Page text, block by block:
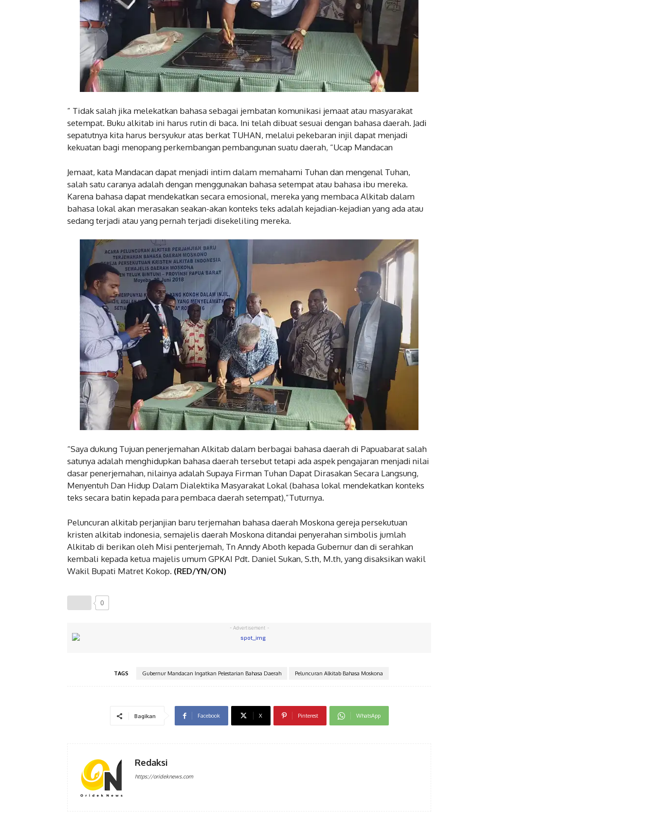
” Tidak salah jika melekatkan bahasa sebagai jembatan komunikasi jemaat atau masyarakat
setempat. Buku alkitab ini harus rutin di baca. Ini telah dibuat sesuai dengan bahasa daerah. Jadi
sepatutnya kita harus bersyukur atas berkat TUHAN, melalui pekebaran injil dapat menjadi
kekuatan bagi menopang perkembangan pembangunan suatu daerah, “Ucap Mandacan
Jemaat, kata Mandacan dapat menjadi intim dalam memahami Tuhan dan mengenal Tuhan,
salah satu caranya adalah dengan menggunakan bahasa setempat atau bahasa ibu mereka.
Karena bahasa dapat mendekatkan secara emosional, mereka yang membaca Alkitab dalam
bahasa lokal akan merasakan seakan-akan konteks teks adalah kejadian-kejadian yang ada atau
sedang terjadi atau yang pernah terjadi disekeliling mereka.
“Saya dukung Tujuan penerjemahan Alkitab dalam berbagai bahasa daerah di Papuabarat salah
satunya adalah menghidupkan bahasa daerah tersebut tetapi ada aspek pengajaran menjadi nilai
dasar penerjemahan, nilainya adalah Supaya Firman Tuhan Dapat Dirasakan Secara Langsung,
Menyentuh Dan Hidup Dalam Dialektika Masyarakat Lokal (bahasa lokal mendekatkan konteks
teks secara batin kepada para pembaca daerah setempat),”Tuturnya.
Peluncuran alkitab perjanjian baru terjemahan bahasa daerah Moskona gereja persekutuan
kristen alkitab indonesia, semajelis daerah Moskona ditandai penyerahan simbolis jumlah
Alkitab di berikan oleh Misi penterjemah, Tn Anndy Aboth kepada Gubernur dan di serahkan
kembali kepada ketua majelis umum GPKAI Pdt. Daniel Sukan, S.th, M.th, yang disaksikan wakil
Wakil Bupati Matret Kokop. (RED/YN/ON)
0
- Advertisement -
TAGS Gubernur Mandacan Ingatkan Pelestarian Bahasa Daerah Peluncuran Alkitab Bahasa Moskona
Bagikan Facebook X Pinterest WhatsApp
Redaksi
https://orideknews.com